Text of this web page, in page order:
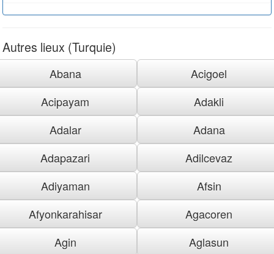
Autres lieux (Turquie)
Abana
Acigoel
Acipayam
Adakli
Adalar
Adana
Adapazari
Adilcevaz
Adiyaman
Afsin
Afyonkarahisar
Agacoren
Agin
Aglasun